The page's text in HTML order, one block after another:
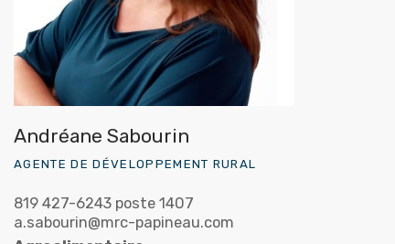
Andréane Sabourin
AGENTE DE DÉVELOPPEMENT RURAL
819 427-6243 poste 1407
a.sabourin@mrc-papineau.com